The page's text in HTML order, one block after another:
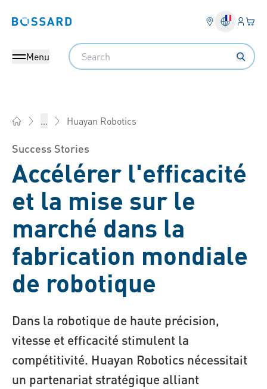
Bossard homepage
Menu
Search
... Huayan Robotics
Success Stories
Accélérer l'efficacité
et la mise sur le
marché dans la
fabrication mondiale
de robotique
Dans la robotique de haute précision,
vitesse et efficacité stimulent la
compétitivité. Huayan Robotics nécessitait
un partenariat stratégique alliant